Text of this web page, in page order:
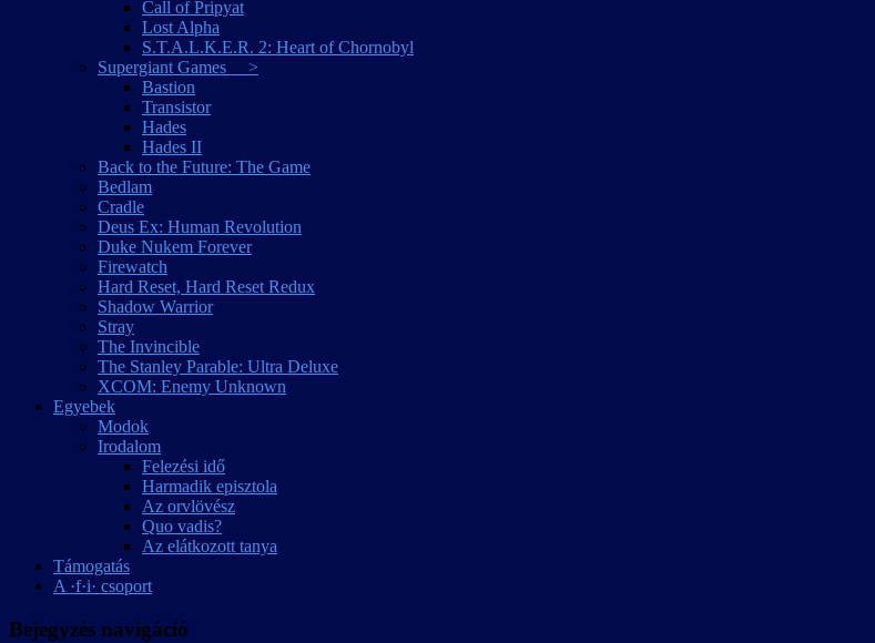
Call of Pripyat
Lost Alpha
S.T.A.L.K.E.R. 2: Heart of Chornobyl
Supergiant Games >
Bastion
Transistor
Hades
Hades II
Back to the Future: The Game
Bedlam
Cradle
Deus Ex: Human Revolution
Duke Nukem Forever
Firewatch
Hard Reset, Hard Reset Redux
Shadow Warrior
Stray
The Invincible
The Stanley Parable: Ultra Deluxe
XCOM: Enemy Unknown
Egyebek
Modok
Irodalom
Felezési idő
Harmadik episztola
Az orvlövész
Quo vadis?
Az elátkozott tanya
Támogatás
A ·f·i· csoport
Bejegyzés navigáció